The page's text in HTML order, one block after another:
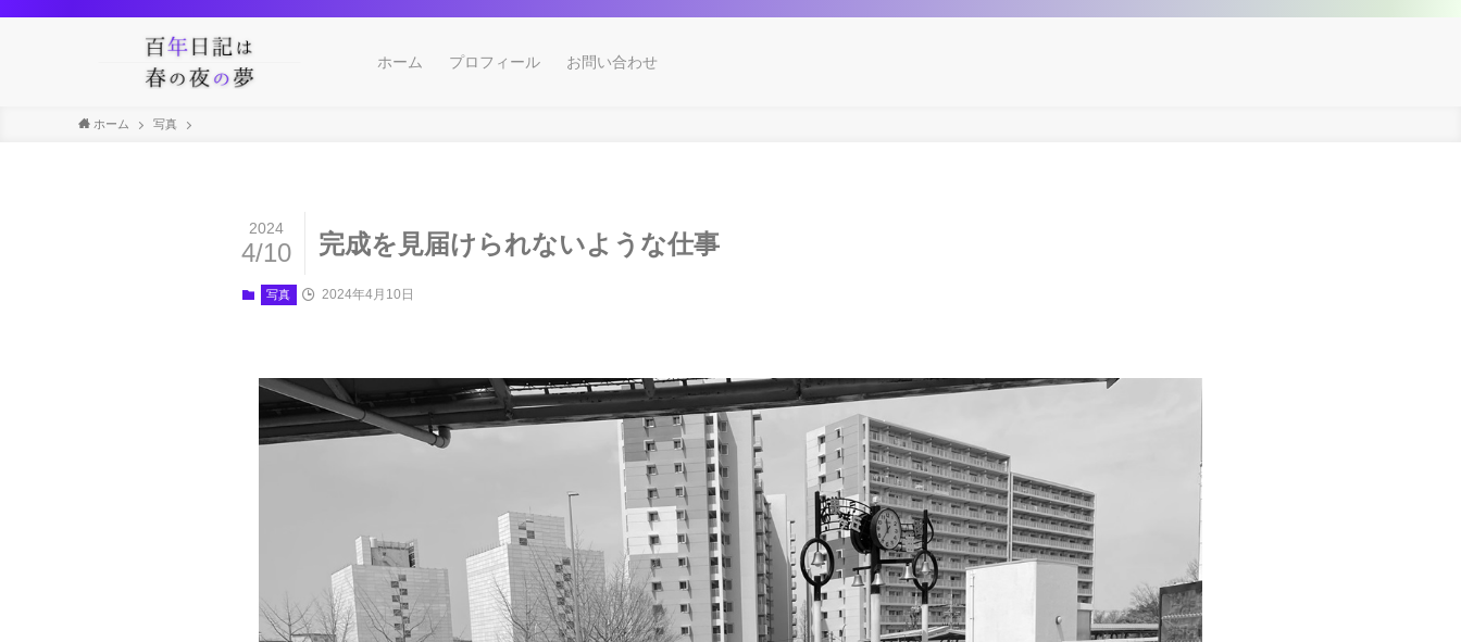
ホーム プロフィール お問い合わせ
ホーム 写真
完成を見届けられないような仕事
2024
4/10
写真 2024年4月10日